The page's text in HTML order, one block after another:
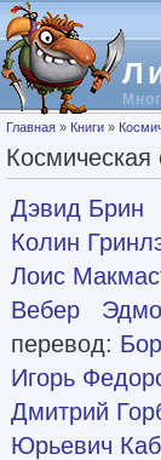
Перейти к основному
Вы здесь
Главная » Книги »
Космическая
Дэвид Брин
Колин
Лоис
Вебер
перевод:
Игорь
Дмитрий
Юрьевич